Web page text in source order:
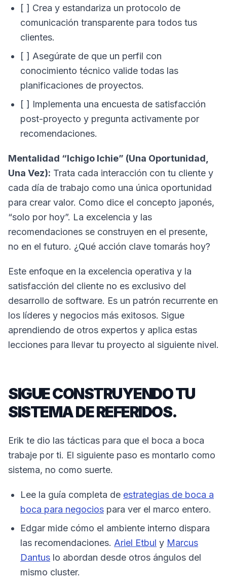
[ ] Crea y estandariza un protocolo de
comunicación transparente para todos tus
clientes.
[ ] Asegúrate de que un perfil con
conocimiento técnico valide todas las
planificaciones de proyectos.
[ ] Implementa una encuesta de satisfacción
post-proyecto y pregunta activamente por
recomendaciones.
Mentalidad “Ichigo Ichie” (Una Oportunidad,
Una Vez): Trata cada interacción con tu cliente y
cada día de trabajo como una única oportunidad
para crear valor. Como dice el concepto japonés,
“solo por hoy”. La excelencia y las
recomendaciones se construyen en el presente,
no en el futuro. ¿Qué acción clave tomarás hoy?
Este enfoque en la excelencia operativa y la
satisfacción del cliente no es exclusivo del
desarrollo de software. Es un patrón recurrente en
los líderes y negocios más exitosos. Sigue
aprendiendo de otros expertos y aplica estas
lecciones para llevar tu proyecto al siguiente nivel.
SIGUE CONSTRUYENDO TU
SISTEMA DE REFERIDOS.
Erik te dio las tácticas para que el boca a boca
trabaje por ti. El siguiente paso es montarlo como
sistema, no como suerte.
Lee la guía completa de estrategias de boca a
boca para negocios para ver el marco entero.
Edgar mide cómo el ambiente interno dispara
las recomendaciones. Ariel Etbul y Marcus
Dantus lo abordan desde otros ángulos del
mismo cluster.